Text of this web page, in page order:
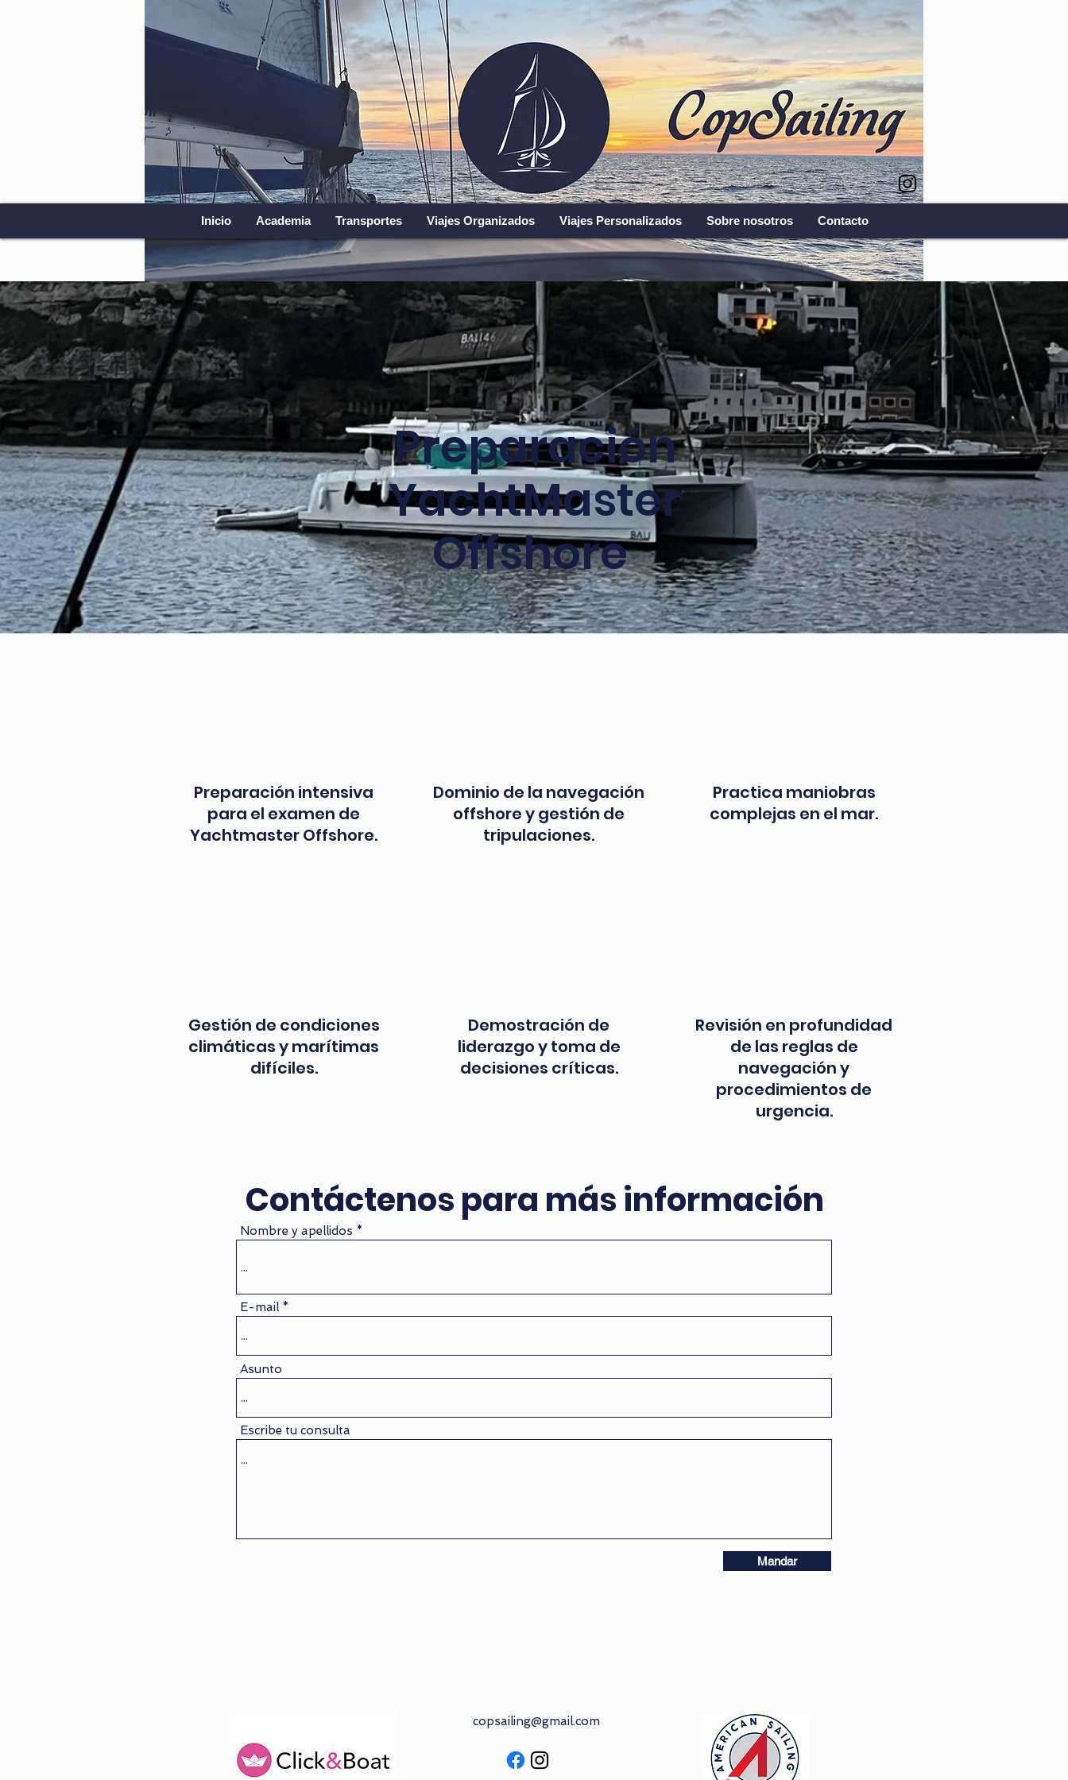
Inicio Academia Transportes Viajes Organizados Viajes Personalizados Sobre nosotros Contacto
Preparación
YachtMaster
Offshore
Preparación intensiva
para el examen de
Yachtmaster Offshore.
Gestión de condiciones
climáticas y marítimas
difíciles.
Dominio de la navegación
offshore y gestión de
tripulaciones.
Demostración de
liderazgo y toma de
decisiones críticas.
Practica maniobras
complejas en el mar.
Revisión en profundidad
de las reglas de
navegación y
procedimientos de
urgencia.
Contáctenos para más información
Nombre y apellidos
E-mail
Asunto
Escribe tu consulta
Mandar
copsailing@gmail.com